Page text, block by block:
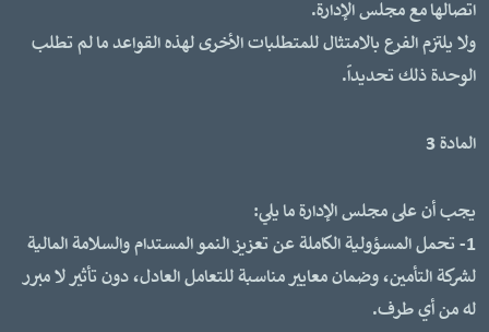
اتصالها مع مجلس الإدارة.
ولا يلتزم الفرع بالامتثال للمتطلبات الأخرى لهذه القواعد ما لم تطلب
الوحدة ذلك تحديداً.
المادة 3
يجب أن على مجلس الإدارة ما يلي:
1- تحمل المسؤولية الكاملة عن تعزيز النمو المستدام والسلامة المالية
لشركة التأمين، وضمان معايير مناسبة للتعامل العادل، دون تأثير لا مبرر
له من أي طرف.